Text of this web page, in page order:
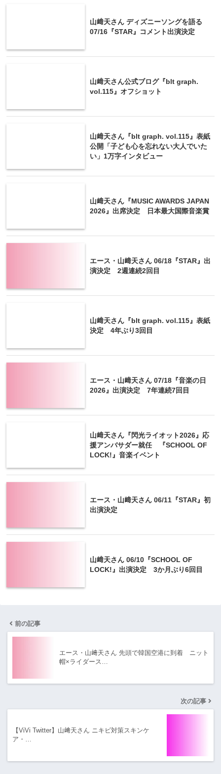
山﨑天さん ディズニーソングを語る
07/16『STAR』コメント出演決定
山﨑天さん公式ブログ『blt graph.
vol.115』オフショット
山﨑天さん『blt graph. vol.115』表紙
公開「子ども心を忘れない大人でいた
い」1万字インタビュー
山﨑天さん『MUSIC AWARDS JAPAN
2026』出席決定 日本最大国際音楽賞
エース・山﨑天さん 06/18『STAR』出
演決定 2週連続2回目
山﨑天さん『blt graph. vol.115』表紙
決定 4年ぶり3回目
エース・山﨑天さん 07/18『音楽の日
2026』出演決定 7年連続7回目
山﨑天さん『閃光ライオット2026』応
援アンバサダー就任 『SCHOOL OF
LOCK!』音楽イベント
エース・山﨑天さん 06/11『STAR』初
出演決定
山﨑天さん 06/10『SCHOOL OF
LOCK!』出演決定 3か月ぶり6回目
前の記事
エース・山﨑天さん 先頭で韓国空港に到着 ニット
帽×ライダース…
次の記事
【ViVi Twitter】山﨑天さん ニキビ対策スキンケ
ア・…